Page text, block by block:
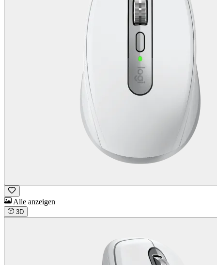
Alle anzeigen
3D